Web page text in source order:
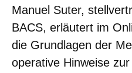
Manuel Suter,
BACS, erläutert im
die Grundlagen der
operative Hinweise